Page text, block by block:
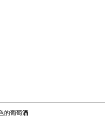
的葡萄酒